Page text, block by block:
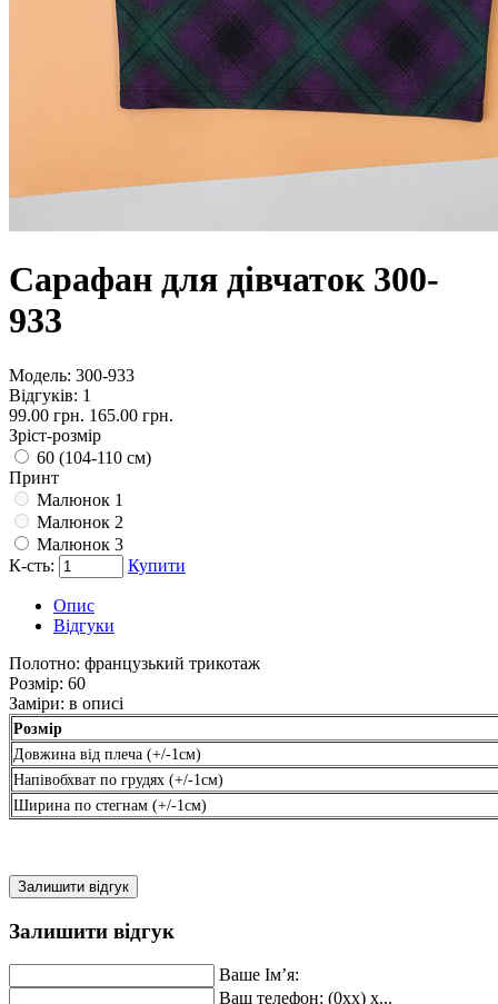
Сарафан для дівчаток 300-
933
Модель: 300-933
Відгуків: 1
99.00 грн. 165.00 грн.
Зріст-розмір
60 (104-110 см)
Принт
Малюнок 1
Малюнок 2
Малюнок 3
К-сть:
Купити
Опис
Відгуки
Полотно: французький трикотаж
Розмір: 60
Заміри: в описі
Розмір
Довжина від плеча (+/-1см)
Напівобхват по грудях (+/-1см)
Ширина по стегнам (+/-1см)
Залишити відгук
Залишити відгук
Ваше Ім’я:
Ваш телефон: (0xx) x...